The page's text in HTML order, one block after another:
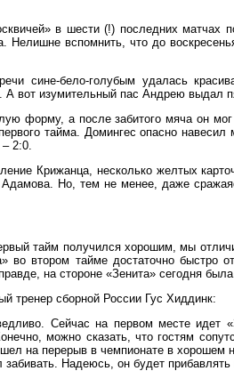
в шести (!) последних матчах
Нелишне вспомнить, что до
сине-бело-голубым удалась
вот изумительный пас Андрею выдал
форму, а после забитого мяча он мог
тайма. Домингес опасно
2:0.
Крижанца, несколько желтых
Но, тем не менее, даже
тайм получился хорошим, мы
во втором тайме достаточно быстро
на стороне «Зенита» сегодня была
тренер сборной России Гус Хиддинк:
Сейчас на первом месте идет
можно сказать, что гостям
на перерыв в чемпионате в хорошем
Надеюсь, он будет прибавлять